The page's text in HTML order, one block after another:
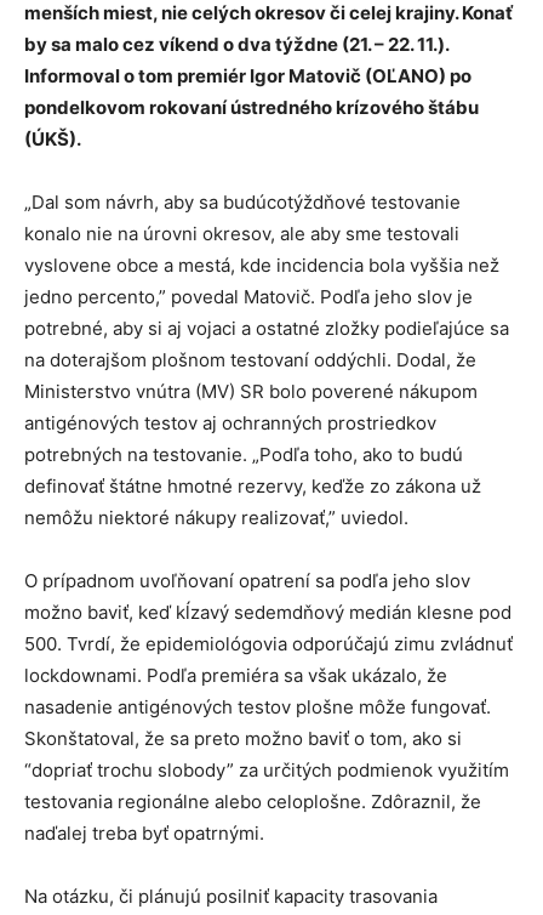
menších miest, nie celých okresov či celej krajiny. Konať
by sa malo cez víkend o dva týždne (21. – 22. 11.).
Informoval o tom premiér Igor Matovič (OĽANO) po
pondelkovom rokovaní ústredného krízového štábu
(ÚKŠ).
„Dal som návrh, aby sa budúcotýždňové testovanie
konalo nie na úrovni okresov, ale aby sme testovali
vyslovene obce a mestá, kde incidencia bola vyššia než
jedno percento,” povedal Matovič. Podľa jeho slov je
potrebné, aby si aj vojaci a ostatné zložky podieľajúce sa
na doterajšom plošnom testovaní oddýchli. Dodal, že
Ministerstvo vnútra (MV) SR bolo poverené nákupom
antigénových testov aj ochranných prostriedkov
potrebných na testovanie. „Podľa toho, ako to budú
definovať štátne hmotné rezervy, keďže zo zákona už
nemôžu niektoré nákupy realizovať,” uviedol.
O prípadnom uvoľňovaní opatrení sa podľa jeho slov
možno baviť, keď kĺzavý sedemdňový medián klesne pod
500. Tvrdí, že epidemiológovia odporúčajú zimu zvládnuť
lockdownami. Podľa premiéra sa však ukázalo, že
nasadenie antigénových testov plošne môže fungovať.
Skonštatoval, že sa preto možno baviť o tom, ako si
“dopriať trochu slobody” za určitých podmienok využitím
testovania regionálne alebo celoplošne. Zdôraznil, že
naďalej treba byť opatrnými.
Na otázku, či plánujú posilniť kapacity trasovania